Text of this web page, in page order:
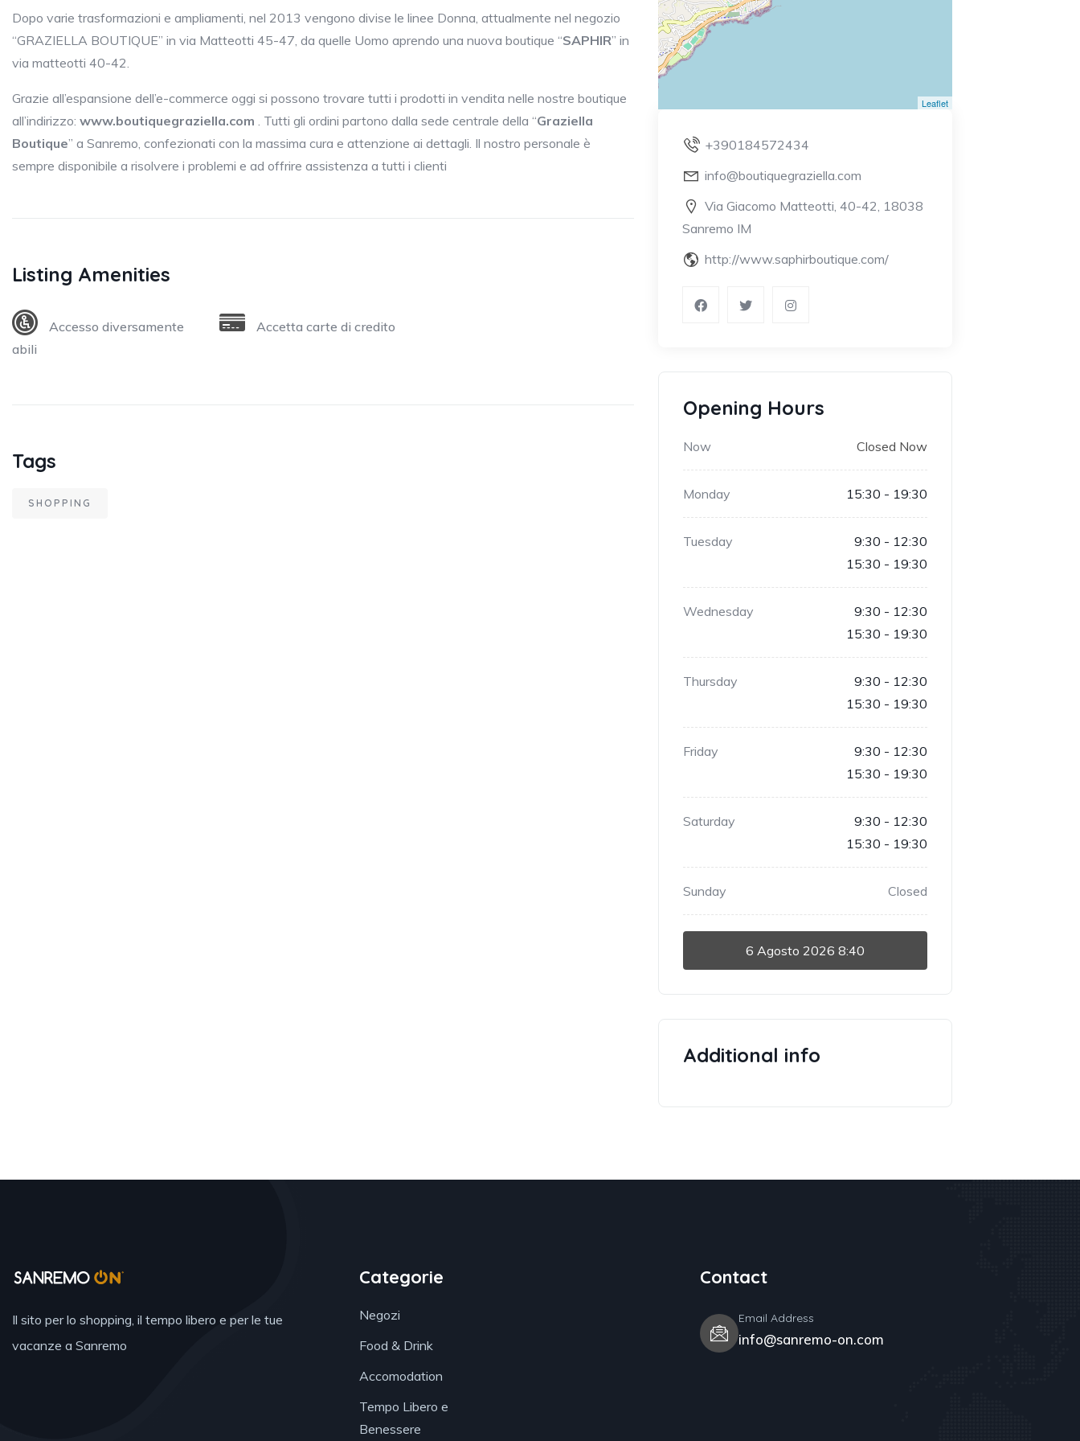
Dopo varie trasformazioni e ampliamenti, nel 2013 vengono divise le linee Donna, attualmente nel negozio
“GRAZIELLA BOUTIQUE” in via Matteotti 45-47, da quelle Uomo aprendo una nuova boutique “SAPHIR” in
via matteotti 40-42.
Grazie all’espansione dell’e-commerce oggi si possono trovare tutti i prodotti in vendita nelle nostre boutique
all’indirizzo: www.boutiquegraziella.com . Tutti gli ordini partono dalla sede centrale della “Graziella
Boutique” a Sanremo, confezionati con la massima cura e attenzione ai dettagli. Il nostro personale è
sempre disponibile a risolvere i problemi e ad offrire assistenza a tutti i clienti
Listing Amenities
Accesso diversamente
abili
Accetta carte di credito
Tags
SHOPPING
Leaflet
+390184572434
info@boutiquegraziella.com
Via Giacomo Matteotti, 40-42, 18038
Sanremo IM
http://www.saphirboutique.com/
Opening Hours
Now Closed Now
Monday 15:30 - 19:30
Tuesday
9:30 - 12:30
15:30 - 19:30
Wednesday
9:30 - 12:30
15:30 - 19:30
Thursday
9:30 - 12:30
15:30 - 19:30
Friday
9:30 - 12:30
15:30 - 19:30
Saturday
9:30 - 12:30
15:30 - 19:30
Sunday Closed
6 Agosto 2026 8:40
Additional info
Il sito per lo shopping, il tempo libero e per le tue
vacanze a Sanremo
Categorie
Negozi
Food & Drink
Accomodation
Tempo Libero e
Benessere
Contact
Email Address
info@sanremo-on.com